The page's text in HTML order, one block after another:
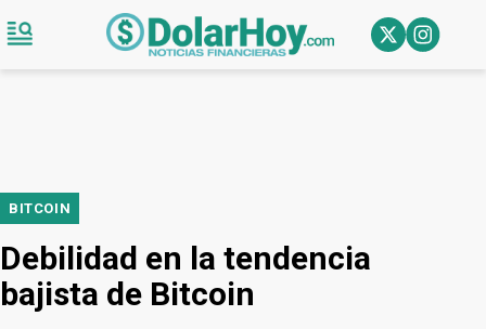
BITCOIN
Debilidad en la tendencia
bajista de Bitcoin